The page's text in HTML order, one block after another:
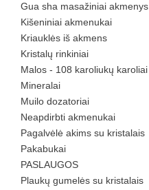
Gua sha masažiniai akmenys
Kišeniniai akmenukai
Kriauklės iš akmens
Kristalų rinkiniai
Malos - 108 karoliukų karoliai
Mineralai
Muilo dozatoriai
Neapdirbti akmenukai
Pagalvėlė akims su kristalais
Pakabukai
PASLAUGOS
Plaukų gumelės su kristalais